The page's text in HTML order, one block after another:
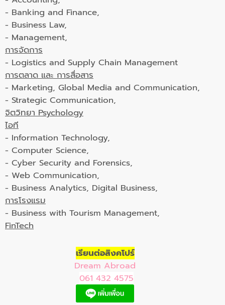
- Banking and Finance,
- Business Law,
- Management,
การจัดการ
- Logistics and Supply Chain Management
การตลาด และ การสื่อสาร
- Marketing, Global Media and Communication,
- Strategic Communication,
จิตวิทยา Psychology
ไอที
- Information Technology,
- Computer Science,
- Cyber Security and Forensics,
- Web Communication,
- Business Analytics, Digital Business,
การโรงแรม
- Business with Tourism Management,
FinTech
เรียนต่อสิงคโปร์
Dream Abroad
061 432 4575